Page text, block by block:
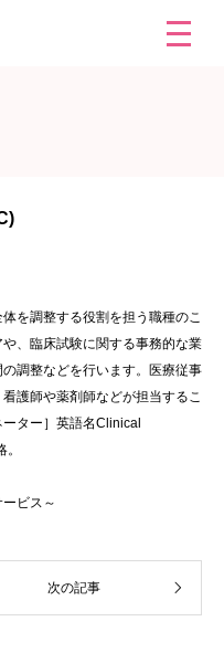
を調整する役割を担う職種のこ
、臨床試験に関する事務的な業
調整などを行います。医療従事
護師や薬剤師などが担当するこ
ター］英語名Clinical
ビス～
次の記事